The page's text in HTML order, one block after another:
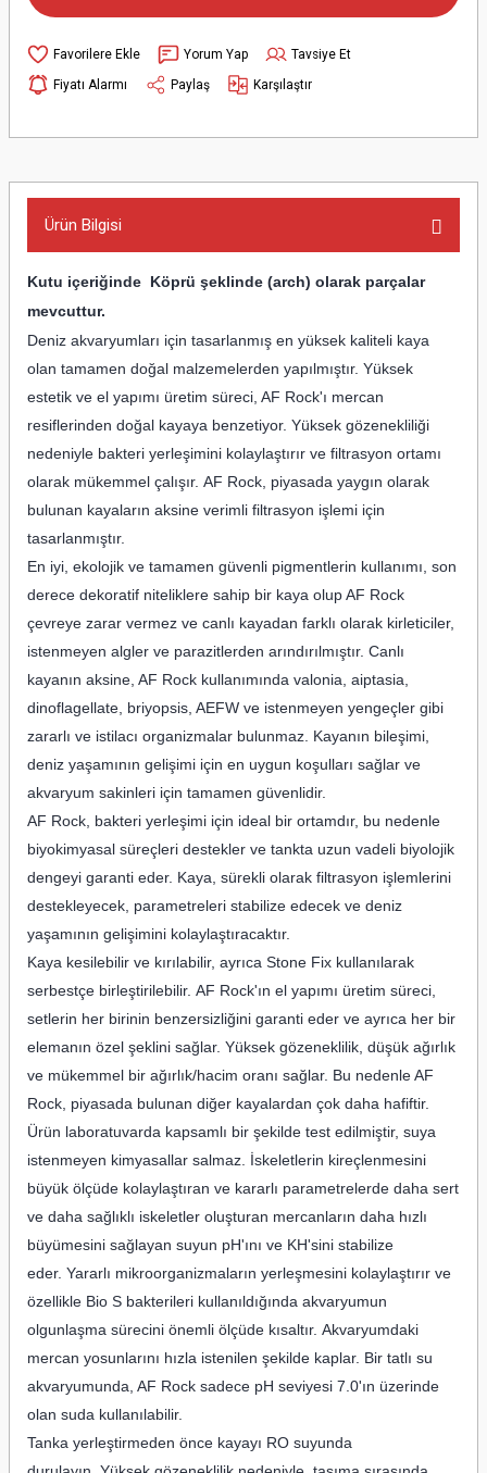
Yorum Yap
Tavsiye Et
Fiyatı Alarmı
Paylaş Karşılaştır
Ürün Bilgisi
Kutu içeriğinde Köprü şeklinde (arch) olarak parçalar
mevcuttur.
Deniz akvaryumları için tasarlanmış en yüksek kaliteli kaya
olan tamamen doğal malzemelerden yapılmıştır. Yüksek
estetik ve el yapımı üretim süreci, AF Rock'ı mercan
resiflerinden doğal kayaya benzetiyor. Yüksek gözenekliliği
nedeniyle bakteri yerleşimini kolaylaştırır ve filtrasyon ortamı
olarak mükemmel çalışır. AF Rock, piyasada yaygın olarak
bulunan kayaların aksine verimli filtrasyon işlemi için
tasarlanmıştır.
En iyi, ekolojik ve tamamen güvenli pigmentlerin kullanımı, son
derece dekoratif niteliklere sahip bir kaya olup AF Rock
çevreye zarar vermez ve canlı kayadan farklı olarak kirleticiler,
istenmeyen algler ve parazitlerden arındırılmıştır. Canlı
kayanın aksine, AF Rock kullanımında valonia, aiptasia,
dinoflagellate, briyopsis, AEFW ve istenmeyen yengeçler gibi
zararlı ve istilacı organizmalar bulunmaz. Kayanın bileşimi,
deniz yaşamının gelişimi için en uygun koşulları sağlar ve
akvaryum sakinleri için tamamen güvenlidir.
AF Rock, bakteri yerleşimi için ideal bir ortamdır, bu nedenle
biyokimyasal süreçleri destekler ve tankta uzun vadeli biyolojik
dengeyi garanti eder. Kaya, sürekli olarak filtrasyon işlemlerini
destekleyecek, parametreleri stabilize edecek ve deniz
yaşamının gelişimini kolaylaştıracaktır.
Kaya kesilebilir ve kırılabilir, ayrıca Stone Fix kullanılarak
serbestçe birleştirilebilir. AF Rock'ın el yapımı üretim süreci,
setlerin her birinin benzersizliğini garanti eder ve ayrıca her bir
elemanın özel şeklini sağlar. Yüksek gözeneklilik, düşük ağırlık
ve mükemmel bir ağırlık/hacim oranı sağlar. Bu nedenle AF
Rock, piyasada bulunan diğer kayalardan çok daha hafiftir.
Ürün laboratuvarda kapsamlı bir şekilde test edilmiştir, suya
istenmeyen kimyasallar salmaz. İskeletlerin kireçlenmesini
büyük ölçüde kolaylaştıran ve kararlı parametrelerde daha sert
ve daha sağlıklı iskeletler oluşturan mercanların daha hızlı
büyümesini sağlayan suyun pH'ını ve KH'sini stabilize
eder. Yararlı mikroorganizmaların yerleşmesini kolaylaştırır ve
özellikle Bio S bakterileri kullanıldığında akvaryumun
olgunlaşma sürecini önemli ölçüde kısaltır. Akvaryumdaki
mercan yosunlarını hızla istenilen şekilde kaplar. Bir tatlı su
akvaryumunda, AF Rock sadece pH seviyesi 7.0'ın üzerinde
olan suda kullanılabilir.
Tanka yerleştirmeden önce kayayı RO suyunda